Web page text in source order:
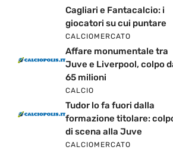
Cagliari e Fantacalcio: i
giocatori su cui puntare
CALCIOMERCATO
Affare monumentale tra
Juve e Liverpool, colpo
65 milioni
CALCIO
Tudor lo fa fuori dalla
formazione titolare:
di scena alla Juve
CALCIOMERCATO